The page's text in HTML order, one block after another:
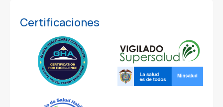
Certificaciones